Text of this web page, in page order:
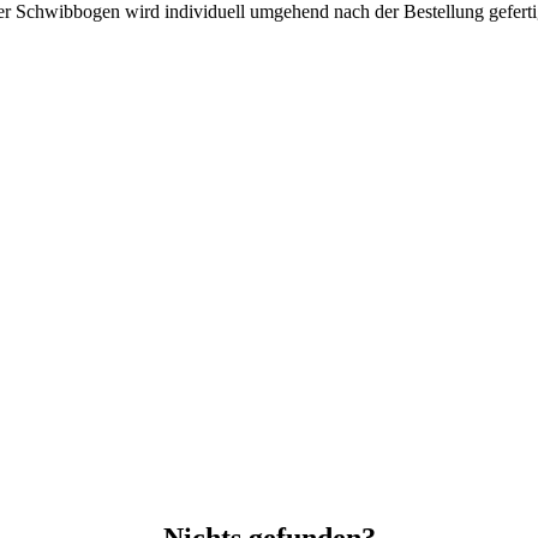
Schwibbogen wird individuell umgehend nach der Bestellung